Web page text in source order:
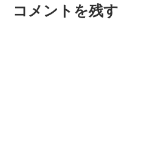
ゲ
稿:
コメントを残す